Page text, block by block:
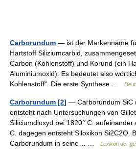
Carborundum — ist der Markenname
Hartstoff Siliziumcarbid,
Carbon (Kohlenstoff) und Korund (ein
Aluminiumoxid). Es bedeutet also
Kohlenstoff“. Die erste Synthese …
Carborundum [2] — Carborundum SiC
entsteht nach Untersuchungen von
Siliciumdioxyd bei 1820° C.
C. dagegen entsteht Siloxikon Si2C2O.
Carborundum in seine… …
Lexikon der